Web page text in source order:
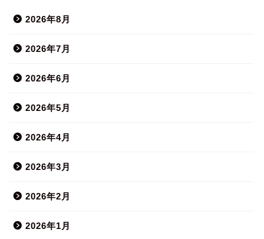
2026年8月
2026年7月
2026年6月
2026年5月
2026年4月
2026年3月
2026年2月
2026年1月